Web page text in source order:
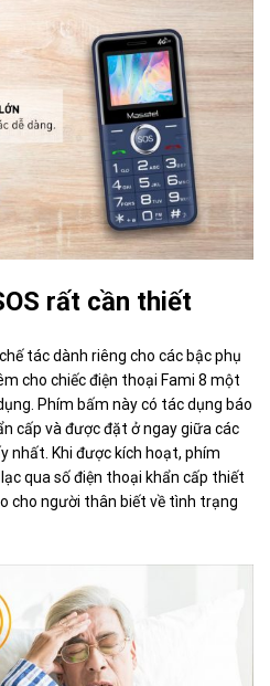
rất cần thiết
tác dành riêng cho các bậc phụ
cho chiếc điện thoại Fami 8 một
Phím bấm này có tác dụng báo
cấp và được đặt ở ngay giữa các
nhất. Khi được kích hoạt, phím
qua số điện thoại khẩn cấp thiết
cho người thân biết về tình trạng